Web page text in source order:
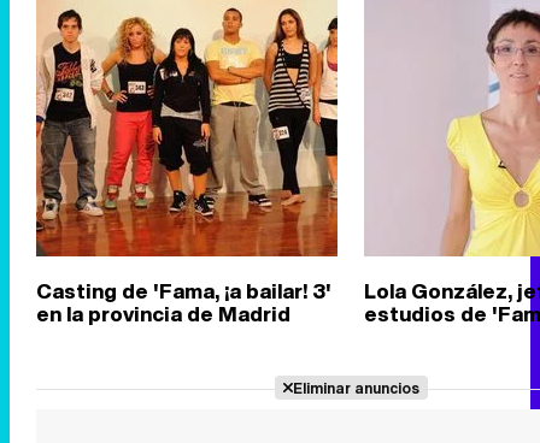
Casting de 'Fama, ¡a bailar! 3'
en la provincia de Madrid
Lola González,
estudios de
Eliminar anuncios